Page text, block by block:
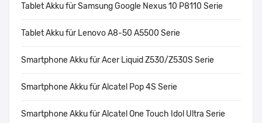
Tablet Akku für Samsung Google Nexus 10 P8110 Serie
Tablet Akku für Lenovo A8-50 A5500 Serie
Smartphone Akku für Acer Liquid Z530/Z530S Serie
Smartphone Akku für Alcatel Pop 4S Serie
Smartphone Akku für Alcatel One Touch Idol Ultra Serie